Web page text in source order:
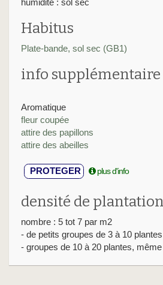
humidité : sol sec
Habitus
Plate-bande, sol sec (GB1)
info supplémentaire
Aromatique
fleur coupée
attire des papillons
attire des abeilles
PROTEGER plus d'info
densité de plantation
nombre : 5 tot 7 par m2
- de petits groupes de 3 à 10
- groupes de 10 à 20 plantes,